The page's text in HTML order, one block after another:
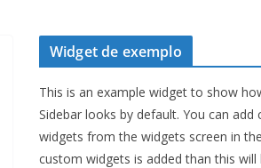
Widget de exemplo
This is an example widget to show
Sidebar looks by default. You can add
widgets from the widgets screen in
custom widgets is added than this will